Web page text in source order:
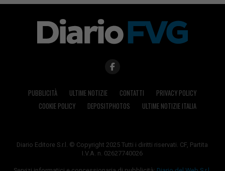
PUBBLICITÀ ULTIME NOTIZIE CONTATTI
PRIVACY POLICY
COOKIE POLICY
DEPOSITPHOTOS ULTIME NOTIZIE ITALIA
Diario Editore S.r.l. © Copyright 2025 Tutti i diritti riservati. CF, Partita
I.V.A. n. 02627740026